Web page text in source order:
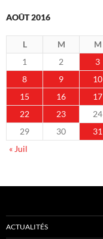
AOÛT 2016
L M M
1
2 3
8
9 10
15
16 17
22
23 24
29
30
31
« Juil
ACTUALITÉS